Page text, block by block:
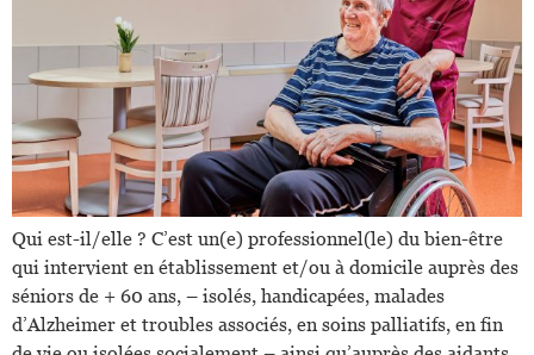
Qui est-il/elle ? C’est un(e) professionnel(le) du bien-être
qui intervient en établissement et/ou à domicile auprès des
séniors de + 60 ans, – isolés, handicapées, malades
d’Alzheimer et troubles associés, en soins palliatifs, en fin